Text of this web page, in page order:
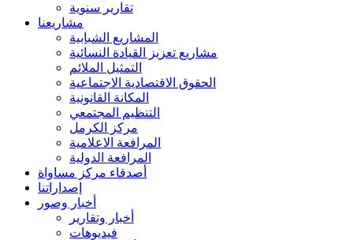
تقارير سنوية
مشاريعنا
المشاريع الشبابية
مشاريع تعزيز القيادة النسائية
التمثيل الملائم
الحقوق الاقتصادية الاجتماعية
المكانة القانونية
التنظيم المجتمعي
مركز الكرمل
المرافعة الاعلامية
المرافعة الدولية
أصدقاء مركز مساواة
إصداراتنا
أخبار وصور
أخبار وتقارير
فيديوهات